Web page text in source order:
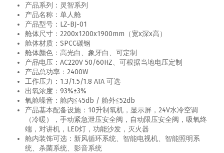
产品系列：灵智系列
产品名称：单人舱
产品型号：LZ-BJ-01
舱体尺寸：2200x1200x1900mm（宽x深x高）
舱体材质：SPCC碳钢
舱体颜色：高光白、象牙白、可定制
产品电压：AC220V 50/60HZ、可根据当地电压定制
产品总功率：2400W
工作压力：1.3/1.5/1.8 ATA 可选
出氧浓度：93%±3%
氧舱噪音：舱内≦45db / 舱外≦52db
产品基本配备设施：10升制氧机，显示屏，24V水冷空调
（冷暖），手动紧急泄压安全阀，自动限压安全阀，吸氧终
端，对讲机，LED灯，功能沙发，灭火器
舱内装饰可选：新风循环系统、智能电视机、智能照明系
统、杀菌系统、影音系统